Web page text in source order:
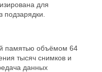
для
подзарядки.
памятью объёмом 64
тысяч снимков и
данных